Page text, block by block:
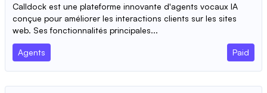
Calldock est une plateforme innovante d'agents vocaux IA
conçue pour améliorer les interactions clients sur les sites
web. Ses fonctionnalités principales...
Agents Paid